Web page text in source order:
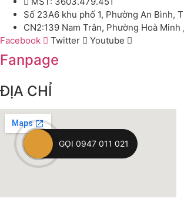
GỌI 0947 011 021
Số 23A6 khu phố 1, Phường An Bình,
CN2:139 Nam Trân, Phường Hoà
Facebook
Twitter Youtube
Fanpage
ĐỊA CHỈ